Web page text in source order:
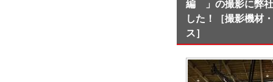
編 」の撮影に弊社
した！［撮影機材
ス］